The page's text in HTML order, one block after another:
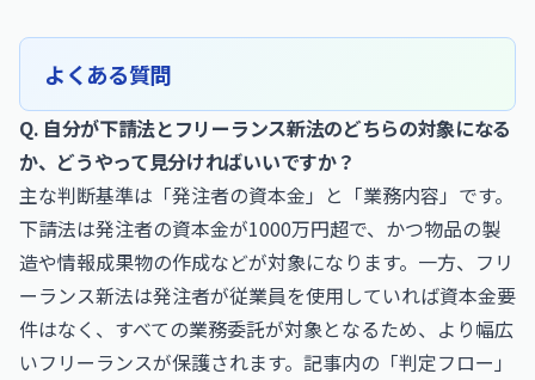
よくある質問
Q. 自分が下請法とフリーランス新法のどちらの対象になる
か、どうやって見分ければいいですか？
主な判断基準は「発注者の資本金」と「業務内容」です。
下請法は発注者の資本金が1000万円超で、かつ物品の製
造や情報成果物の作成などが対象になります。一方、フリ
ーランス新法は発注者が従業員を使用していれば資本金要
件はなく、すべての業務委託が対象となるため、より幅広
いフリーランスが保護されます。記事内の「判定フロー」